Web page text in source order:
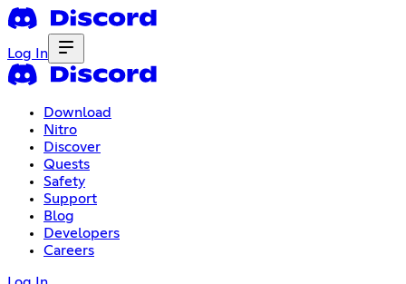
Log In
Download
Nitro
Discover
Quests
Safety
Support
Blog
Developers
Careers